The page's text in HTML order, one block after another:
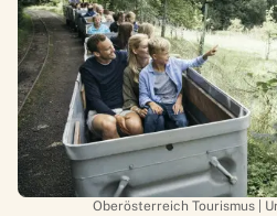
Oberösterreich Tourismus |